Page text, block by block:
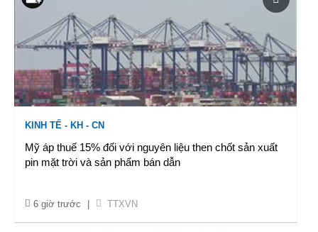
KINH TẾ - KH - CN
Mỹ áp thuế 15% đối với nguyên liệu then chốt sản xuất
pin mặt trời và sản phẩm bán dẫn
6 giờ trước TTXVN